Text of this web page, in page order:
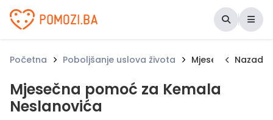
Udruženje Pomozi.ba
Početna Poboljšanje uslova života Mjesečna pomoć
Nazad
Mjesečna pomoć za Kemala
Neslanovića